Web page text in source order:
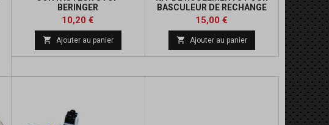
BERINGER
Prix
10,20 €
base
 Ajouter au panier
BASCULEUR DE RECHANGE
BERINGER
Prix
15,00 €
 Ajouter au panier